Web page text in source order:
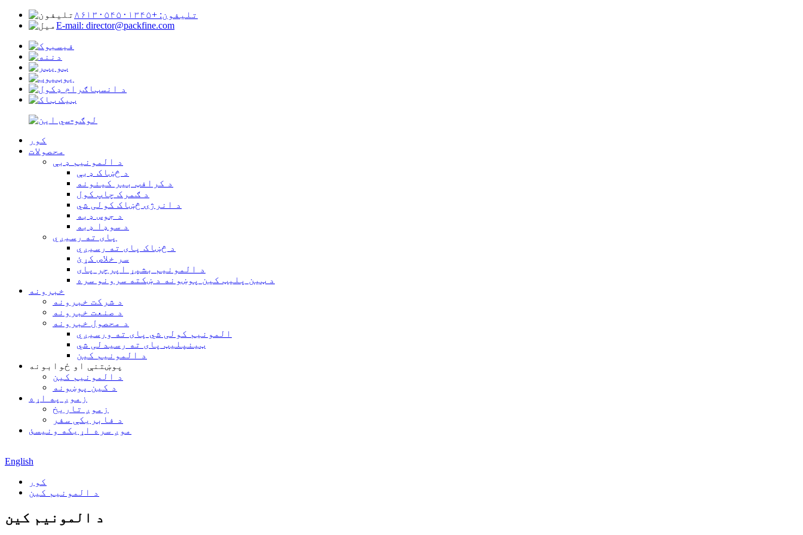
تلیفون: +۸۶۱۳۰۵۴۵۰۱۳۴۵
E-mail: director@packfine.com
کور
محصولات
د المونیم ډبې
د څښاک ډبې
د کرافټ بیر کینونه
د ګمرک چاپ کول
د انرژۍ څښاک کولی شي
د جوس ډبه
د سوډا ډبه
پای ته رسیږي
د څښاک پای ته رسیږي
سر خلاص کړئ
د المونیم بشپړ اپرچر پای
د ټین پلیټ کین پوښونه د ښکته سرونو سره
خبرونه
د شرکت خبرونه
د صنعت خبرونه
د محصول خبرونه
المونیم کولی شي پای ته ورسیږي
ټینپلیټ پای ته رسیدلی شي
د المونیم کین
پوښتنې او ځوابونه
د المونیم کین
د کین پوښونه
زموږ په اړه
زموږ تاریخ
د فابریکې سفر
موږ سره اړیکه ونیسئ
English
کور
د المونیم کین
د المونیم کین